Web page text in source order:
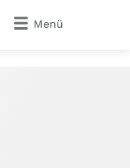
Menü